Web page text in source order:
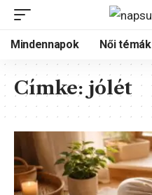
Mindennapok Női témák
Címke: jólét